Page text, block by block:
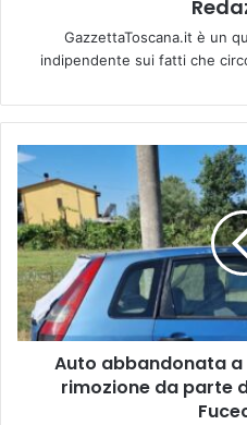
GazzettaToscana.it è un
indipendente sui fatti che
A
t
o
a
b
b
a
n
Auto abbandonata
rimozione da parte